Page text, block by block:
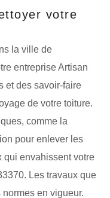
votre
la ville de
entreprise Artisan
et des savoir-faire
de votre toiture.
comme la
pour enlever les
qui envahissent votre
Les travaux que
en vigueur.